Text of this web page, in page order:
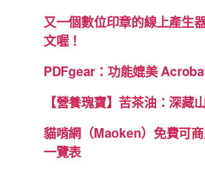
又一個數位印章的線上產生
文喔！
PDFgear：功能媲美
【營養瑰寶】苦茶油：深藏
貓啃網（Maoken）免費可
一覽表